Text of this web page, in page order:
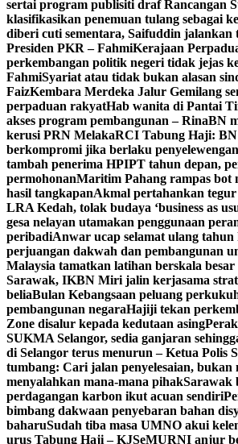
sertai program publisiti draf Rancangan
klasifikasikan penemuan tulang sebagai
diberi cuti sementara, Saifuddin jalankan
Presiden PKR – FahmiKerajaan
perkembangan politik negeri tidak jejas
FahmiSyariat atau tidak bukan alasan
FaizKembara Merdeka Jalur Gemilang
perpaduan rakyatHab wanita di Pantai
akses program pembangunan – RinaBN
kerusi PRN MelakaRCI Tabung Haji:
berkompromi jika berlaku penyelewengan
tambah penerima HPIPT tahun depan,
permohonanMaritim Pahang rampas bot
hasil tangkapanAkmal pertahankan
LRA Kedah, tolak budaya ‘business as
gesa nelayan utamakan penggunaan
peribadiAnwar ucap selamat ulang
perjuangan dakwah dan pembangunan
Malaysia tamatkan latihan berskala
Sarawak, IKBN Miri jalin kerjasama
beliaBulan Kebangsaan peluang
pembangunan negaraHajiji tekan
Zone disalur kepada kedutaan asing
SUKMA Selangor, sedia ganjaran
di Selangor terus menurun – Ketua Polis
tumbang: Cari jalan penyelesaian, bukan
menyalahkan mana-mana pihakSarawak
perdagangan karbon ikut acuan sendiri
bimbang dakwaan penyebaran bahan
baharuSudah tiba masa UMNO akui
urus Tabung Haji – KJSeMURNI anjur